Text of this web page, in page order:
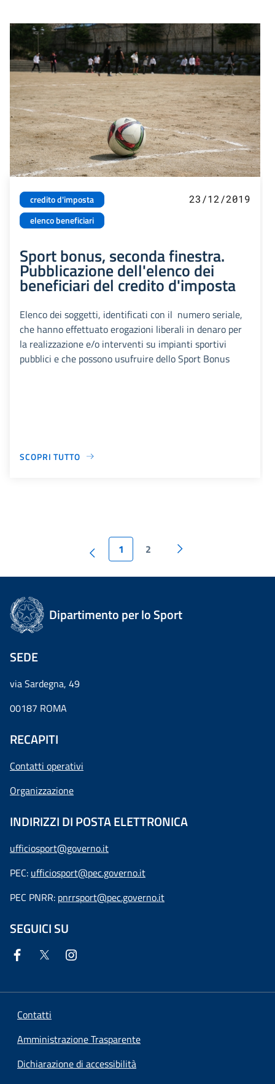
credito d'imposta
elenco beneficiari
23/12/2019
Sport bonus, seconda finestra.
Pubblicazione dell'elenco dei
beneficiari del credito d'imposta
Elenco dei soggetti, identificati con il numero seriale,
che hanno effettuato erogazioni liberali in denaro per
la realizzazione e/o interventi su impianti sportivi
pubblici e che possono usufruire dello Sport Bonus
SCOPRI TUTTO
1 2
Dipartimento per lo Sport
SEDE
via Sardegna, 49
00187 ROMA
RECAPITI
Contatti operativi
Organizzazione
INDIRIZZI DI POSTA ELETTRONICA
ufficiosport@governo.it
PEC: ufficiosport@pec.governo.it
PEC PNRR: pnrrsport@pec.governo.it
SEGUICI SU
Contatti
Amministrazione Trasparente
Dichiarazione di accessibilità